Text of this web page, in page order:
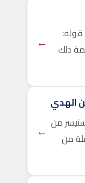
قوله:
ذلك
←
الهدي
من
الجملة من
←